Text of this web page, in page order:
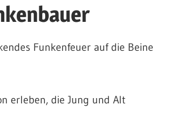
Funkenfeuer auf die Beine
erleben, die Jung und Alt